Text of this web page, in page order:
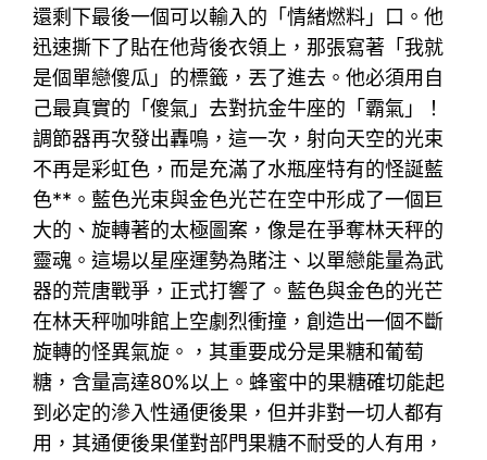
還剩下最後一個可以輸入的「情緒燃料」口。他
迅速撕下了貼在他背後衣領上，那張寫著「我就
是個單戀傻瓜」的標籤，丟了進去。他必須用自
己最真實的「傻氣」去對抗金牛座的「霸氣」！
調節器再次發出轟鳴，這一次，射向天空的光束
不再是彩虹色，而是充滿了水瓶座特有的怪誕藍
色**。藍色光束與金色光芒在空中形成了一個巨
大的、旋轉著的太極圖案，像是在爭奪林天秤的
靈魂。這場以星座運勢為賭注、以單戀能量為武
器的荒唐戰爭，正式打響了。藍色與金色的光芒
在林天秤咖啡館上空劇烈衝撞，創造出一個不斷
旋轉的怪異氣旋。，其重要成分是果糖和葡萄
糖，含量高達80%以上。蜂蜜中的果糖確切能起
到必定的滲入性通便後果，但并非對一切人都有
用，其通便後果僅對部門果糖不耐受的人有用，